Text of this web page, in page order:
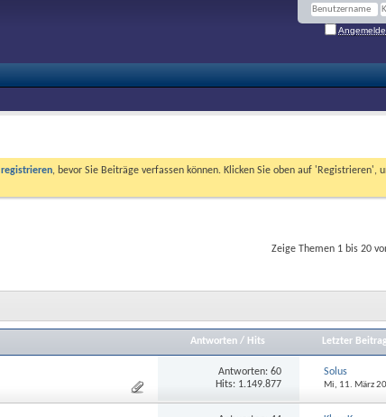
registrieren, bevor Sie Beiträge verfassen können. Klicken Sie oben auf 'Registrieren',
Zeige Themen 1 bis 20
Antworten/ Hits Letzter
Antworten: 60
Hits: 1.149.877
Solus
Mi, 11. März